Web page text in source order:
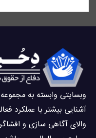
وبسايتى وابسته به
آشنایی بيشتر با عملکرد
والاى آگاهى سازی و